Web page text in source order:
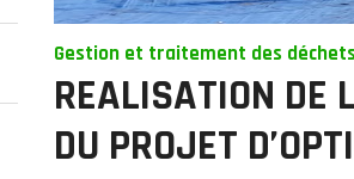
Gestion et traitement des déchets
REALISATION DE
DU PROJET